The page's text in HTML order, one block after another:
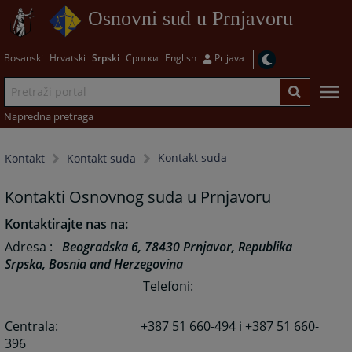
Osnovni sud u Prnjavoru
Bosanski Hrvatski Srpski Српски English Prijava
Napredna pretraga
Kontakt Kontakt suda Kontakt suda
Kontakti Osnovnog suda u Prnjavoru
Kontaktirajte nas na:
Adresa :Beogradska 6, 78430 Prnjavor, Republika
Srpska, Bosnia and Herzegovina
Telefoni:
Centrala:
+387 51 660-494 i +387 51 660-
396